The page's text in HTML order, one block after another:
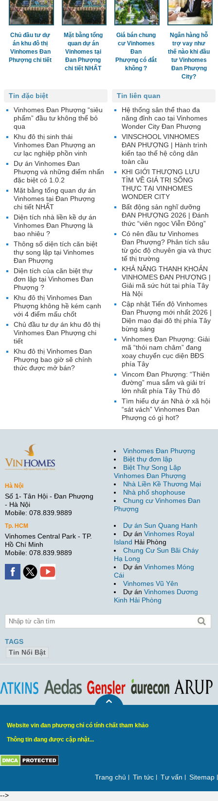
Chủ đầu tư dự
án khu đô thị
Vinhomes Đan
Phượng chi tiết
Mặt bằng tổng
quan dự án
Vinhomes tại
Đan Phượng
chi tiết NHẤT
Giá bán chung
cư Vinhomes
Đan
Phượng có đắt
không ?
Ngân hàng hỗ
trợ vay như
thế nào khi đầu
tư Vinhomes
Đan Phượng
City?
Tin liên quan
Hệ thống sân thể thao đa
năng đỉnh cao tại Vinhomes
Wonder City Đan Phượng
VINSCHOOL VINHOMES
ĐAN PHƯỢNG | Hành trình
kiến tạo thế hệ công dân
toàn cầu
KHI GIỚI THƯỢNG LƯU
TÌM VỀ GIÁ TRỊ SỐNG
THỰC TẠI VINHOMES
WONDER CITY
Bất động sản nghĩ dưỡng
ĐAN PHƯỢNG 2026 | Đánh
thức “viên ngọc Viễn Đông”
Có nên đầu tư Vinhomes
Đan Phượng? Phân tích sâu
từ góc độ chuyên gia và thực
tế thị trường
KHẢ NĂNG THANH KHOẢN
VINHOMES ĐAN PHƯỢNG |
Giải mã sức hút tại phía Tây
Hà Nội
Cập nhật Tiến độ Vinhomes
Đan Phượng mới nhất 2026 |
Diện mạo đại đô thị phía Tây
bừng sáng
Vinhomes Đan Phượng: Giải
mã “thỏi nam châm” đang
xoay chuyển cục diện BĐS
phía Tây
Vincom Đan Phượng: “Thiên
đường” mua sắm và giải trí
lớn nhất phía Tây Thủ đô
Tìm hiểu dự án Nhà ở xã hội
“sát vách” Vinhomes Đan
Phượng có gì hot?
Tin đặc biệt
Vinhomes Đan Phượng “siêu
phẩm” đầu tư không thể bỏ
qua
Khu đô thị sinh thái
Vinhomes Đan Phượng an
cư lạc nghiệp phồn vinh
Dự án Vinhomes Đan
Phượng và những điểm nhấn
đặc biệt có 1.0.2
Mặt bằng tổng quan dự án
Vinhomes tại Đan Phượng
chi tiết NHẤT
Diện tích nhà liền kề dự án
Vinhomes Đan Phượng là
bao nhiêu ?
Thông số diện tích căn biệt
thự song lập tại Vinhomes
Đan Phượng
Diện tích của căn biệt thự
đơn lập tại Vinhomes Đan
Phượng ?
Khu đô thị Vinhomes Đan
Phượng không hề kém cạnh
với 4 điểm mấu chốt
Chủ đầu tư dự án khu đô thị
Vinhomes Đan Phượng chi
tiết
Khu đô thị Vinhomes Đan
Phượng bao giờ sẽ chính
thức được mở bán?
Hà Nội
Số 1- Tân Hội - Đan Phượng
- Hà Nội
Mobile: 078.839.9889
Tp. HCM
Vinhomes Central Park - TP.
Hồ Chí Minh
Mobile: 078.839.9889
Vinhomes Đan Phượng
Biệt thự đơn lập
Biệt Thự Song Lập
Vinhomes Đan Phượng
Nhà Liền Kề Thương Mại
Nhà phố shophouse
Chung cư Vinhomes Đan
Phượng
Dự án Sun Quang Hanh
Dự án Vinhomes Royal
Island Hải Phòng
Chung Cư Sun Bãi Cháy
Hạ Long
Dự án Vinhomes Móng
Cái
Vinhomes Vũ Yên
Dự án Vinhomes Dương
Kinh Hải Phòng
TAGS
Tin Nổi Bật
Website vin đan phượng chỉ có tính chất tham khảo
Thông tin đang được cập nhật...
Trang chủ Tin tức Tư vấn Sitemap
-->